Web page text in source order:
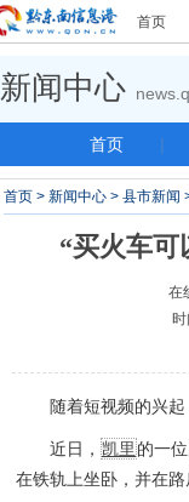
首页
新闻中心
首页 |
首页 > 新闻中心 > 县市新闻
“买火车可
在
随着短视频的兴起
近日， 凯里 的一
在铁轨上坐卧，并在路